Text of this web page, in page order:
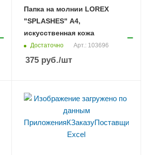
Папка на молнии LOREX
"SPLASHES" А4,
искусственная кожа
Достаточно Арт.: 103696
375 руб./шт